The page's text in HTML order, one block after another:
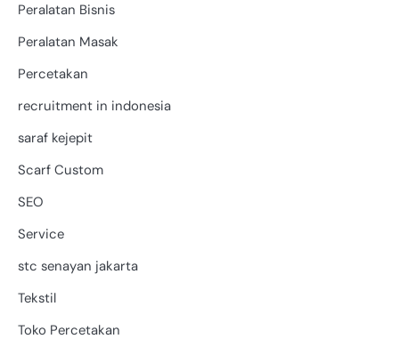
Peralatan Bisnis
Peralatan Masak
Percetakan
recruitment in indonesia
saraf kejepit
Scarf Custom
SEO
Service
stc senayan jakarta
Tekstil
Toko Percetakan